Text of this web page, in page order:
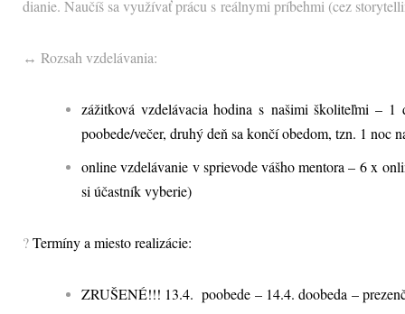
dianie. Naučíš sa využívať prácu s reálnymi príbehmi (cez
↔ Rozsah vzdelávania:
zážitková vzdelávacia hodina s našimi školiteľmi – 1
poobede/večer, druhý deň sa končí obedom, tzn. 1 noc
online vzdelávanie v sprievode vášho mentora – 6 x
si účastník vyberie)
?Termíny a miesto realizácie:
ZRUŠENÉ!!! 13.4. poobede – 14.4. doobeda –